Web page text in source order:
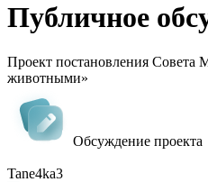
Публичное
Проект постановления Совета
животными»
Обсуждение проекта
Tane4ka3